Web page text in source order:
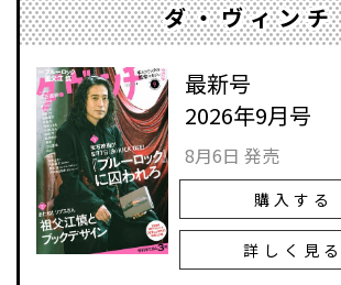
ダ・ヴィンチ
最新号
2026年9月号
8月6日 発売
購入する
詳しく見る